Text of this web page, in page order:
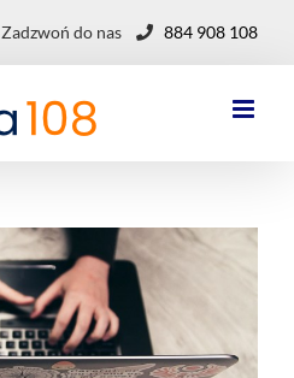
Zadzwoń do nas 884 908 108